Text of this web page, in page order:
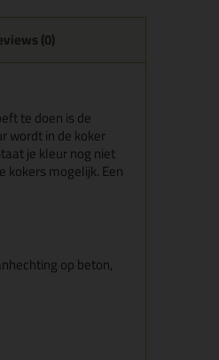
(0)
te doen is de
wordt in de koker
je kleur nog niet
kokers mogelijk. Een
op beton,